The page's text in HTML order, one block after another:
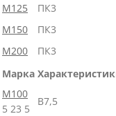
М125
ПК3
М150
ПК3
М200
ПК3
Марка
М100
5 23 5
В7,5